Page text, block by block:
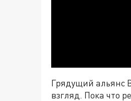
Грядущий альянс
взгляд. Пока что